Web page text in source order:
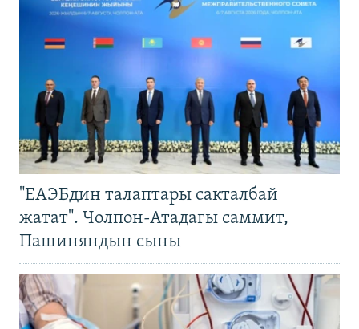
"ЕАЭБдин талаптары сакталбай
жатат". Чолпон-Атадагы саммит,
Пашиняндын сыны